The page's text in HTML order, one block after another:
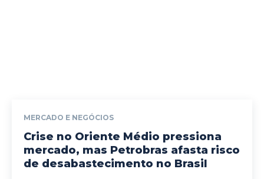
MERCADO E NEGÓCIOS
Crise no Oriente Médio pressiona
mercado, mas Petrobras afasta risco
de desabastecimento no Brasil